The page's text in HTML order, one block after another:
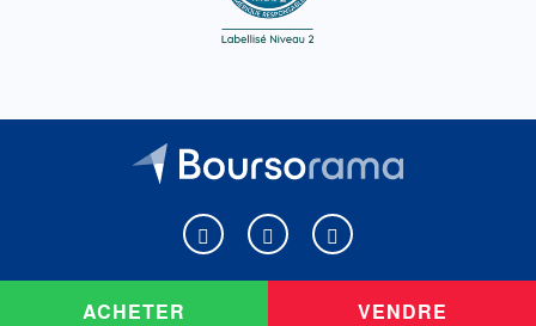
ACHETER VENDRE
Boursorama sur Facebook
Boursorama sur XBoursorama sur